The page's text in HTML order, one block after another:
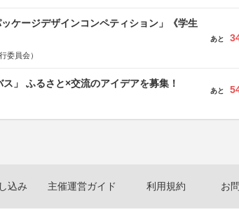
ケージデザインコンペティション」《学生
委員会）
あと
」 ふるさと×交流のアイデアを募集！
あと
込み 主催運営ガイド 利用規約 お